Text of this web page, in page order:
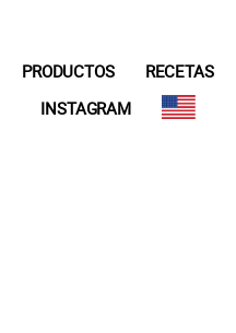
PRODUCTOS RECETAS
INSTAGRAM